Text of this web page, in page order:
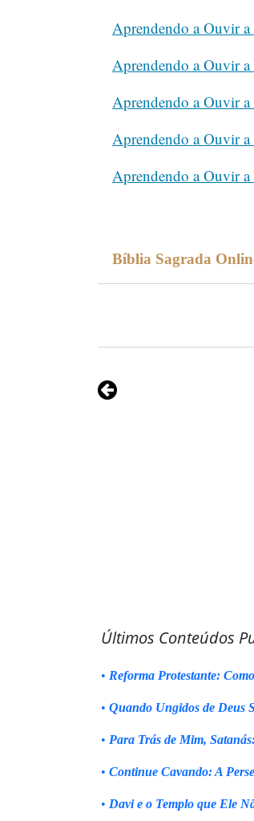
Aprendendo a Ouvir
Aprendendo a Ouvir
Aprendendo a Ouvir
Aprendendo a Ouvir
Aprendendo a Ouvir
Bíblia Sagrada
Últimos Conteúdos
• Reforma Protestante:
• Quando Ungidos de Deus
• Para Trás de Mim,
• Continue Cavando: A
• Davi e o Templo que Ele